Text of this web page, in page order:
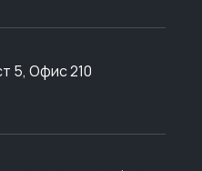
5, Офис 210